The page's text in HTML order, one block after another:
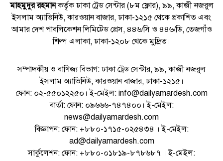
মাহমুদুর রহমানকর্তৃক ঢাকা ট্রেড সেন্টার (৮ম ফ্লোর), ৯৯, কাজী নজরুল
ইসলাম অ্যাভিনিউ, কারওয়ান বাজার, ঢাকা-১২১৫ থেকে প্রকাশিত এবং
আমার দেশ পাবলিকেশন লিমিটেড প্রেস, ৪৪৬/সি ও ৪৪৬/ডি, তেজগাঁও
শিল্প এলাকা, ঢাকা-১২০৮ থেকে মুদ্রিত।
সম্পাদকীয় ও বাণিজ্য বিভাগ: ঢাকা ট্রেড সেন্টার, ৯৯, কাজী নজরুল
ইসলাম অ্যাভিনিউ, কারওয়ান বাজার, ঢাকা-১২১৫।
ফোন: ০২-৫৫০১২২৫০। ই-মেইল: info@dailyamardesh.com
বার্তা: ফোন: ০৯৬৬৬-৭৪৭৪০০। ই-মেইল:
news@dailyamardesh.com
বিজ্ঞাপন: ফোন: +৮৮০-১৭১৫-০২৫৪৩৪ । ই-মেইল:
ad@dailyamardesh.com
সার্কুলেশন: ফোন: +৮৮০-০১৮১৯-৮৭৮৬৮৭ । ই-মেইল: